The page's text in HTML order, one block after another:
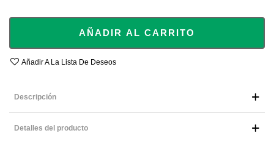
AÑADIR AL CARRITO
Añadir A La Lista De Deseos
Descripción
Detalles del producto